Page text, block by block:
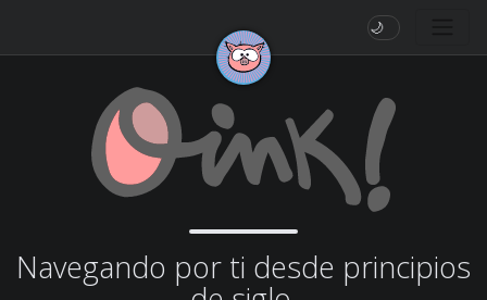
🌙
Navegando por ti desde principios